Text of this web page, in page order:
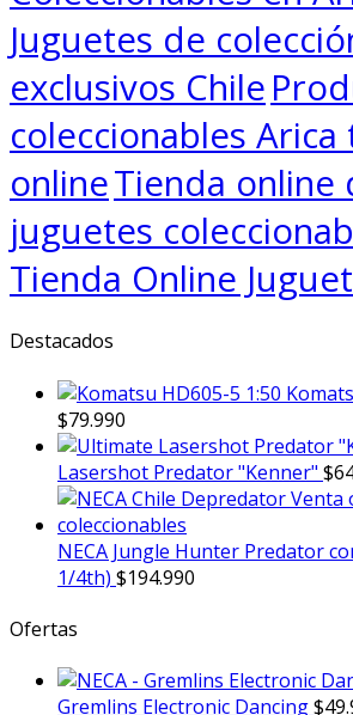
Juguetes de
exclusivos Chile
coleccionables Arica
onlineTienda online
juguetes
Tienda Online
Destacados
$79.990
Lasershot Predator "Kenner" $
NECA Jungle Hunter Predator
1/4th) $194.990
Ofertas
Gremlins Electronic Dancing$